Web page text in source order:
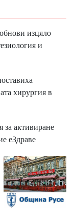
изцяло
и
хирургия в
активиране
еЗдраве